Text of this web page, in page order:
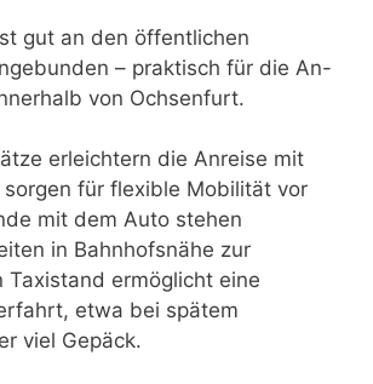
gut an den öffentlichen
– praktisch für die An-
von Ochsenfurt.
erleichtern die Anreise mit
sorgen für flexible Mobilität vor
mit dem Auto stehen
in Bahnhofsnähe zur
Taxistand ermöglicht eine
etwa bei spätem
viel Gepäck.